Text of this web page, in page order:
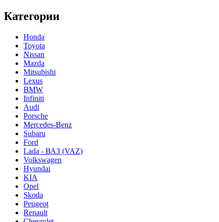
Категории
Honda
Toyota
Nissan
Mazda
Mitsubishi
Lexus
BMW
Infiniti
Audi
Porsche
Mercedes-Benz
Subaru
Ford
Lada - ВАЗ (VAZ)
Volkswagen
Hyundai
KIA
Opel
Skoda
Peugeot
Renault